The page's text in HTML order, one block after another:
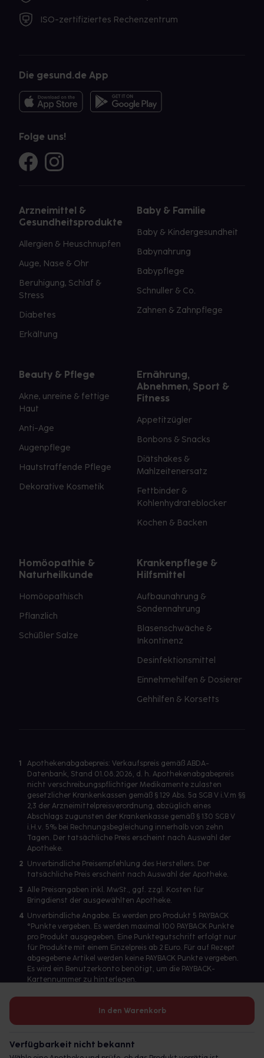
In den Warenkorb
Verfügbarkeit nicht bekannt
ISO-zertifiziertes Rechenzentrum
Die gesund.de App
Folge uns!
Arzneimittel &
Gesundheitsprodukte
Allergien & Heuschnupfen
Auge, Nase & Ohr
Beruhigung, Schlaf &
Stress
Diabetes
Erkältung
Baby & Familie
Baby & Kindergesundheit
Babynahrung
Babypflege
Schnuller & Co.
Zahnen & Zahnpflege
Beauty & Pflege
Akne, unreine & fettige
Haut
Anti-Age
Augenpflege
Hautstraffende Pflege
Dekorative Kosmetik
Ernährung,
Abnehmen, Sport &
Fitness
Appetitzügler
Bonbons & Snacks
Diätshakes &
Mahlzeitenersatz
Fettbinder &
Kohlenhydrateblocker
Kochen & Backen
Homöopathie &
Naturheilkunde
Homöopathisch
Pflanzlich
Schüßler Salze
Krankenpflege &
Hilfsmittel
Aufbaunahrung &
Sondennahrung
Blasenschwäche &
Inkontinenz
Desinfektionsmittel
Einnehmehilfen & Dosierer
Gehhilfen & Korsetts
1
Apothekenabgabepreis: Verkaufspreis gemäß ABDA-
Datenbank, Stand 01.08.2026, d. h. Apothekenabgabepreis
nicht verschreibungspflichtiger Medikamente zulasten
gesetzlicher Krankenkassen gemäß § 129 Abs. 5a SGB V i.V.m §§
2,3 der Arzneimittelpreisverordnung, abzüglich eines
Abschlags zugunsten der Krankenkasse gemäß § 130 SGB V
i.H.v. 5% bei Rechnungsbegleichung innerhalb von zehn
Tagen. Der tatsächliche Preis erscheint nach Auswahl der
Apotheke.
2 Unverbindliche Preisempfehlung des Herstellers. Der
tatsächliche Preis erscheint nach Auswahl der Apotheke.
3 Alle Preisangaben inkl. MwSt., ggf. zzgl. Kosten für
Bringdienst der ausgewählten Apotheke.
4 Unverbindliche Angabe. Es werden pro Produkt 5 PAYBACK
°Punkte vergeben. Es werden maximal 100 PAYBACK Punkte
pro Produkt ausgegeben. Eine Punktegutschrift erfolgt nur
für Produkte mit einem Einzelpreis ab 2 Euro. Für auf Rezept
abgegebene Artikel werden keine PAYBACK Punkte vergeben.
Es wird ein Benutzerkonto benötigt, um die PAYBACK-
Kartennummer zu hinterlegen.
Betreiber des Portals und verantwortlich: gesund.de GmbH &
© 2026 gesund.de GmbH & Co. KG